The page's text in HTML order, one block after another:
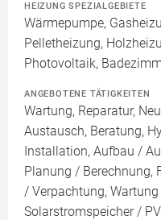
HEIZUNG SPEZIALGEBIETE
Wärmepumpe,
Pelletheizung,
Photovoltaik,
ANGEBOTENE TÄTIGKEITEN
Wartung, Reparatur,
Austausch, Beratung,
Installation, Aufbau /
Planung / Berechnung,
/ Verpachtung,
Solarstromspeicher /